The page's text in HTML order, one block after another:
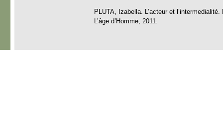
PLUTA, Izabella. L’acteur et
L’âge d’Homme, 2011.